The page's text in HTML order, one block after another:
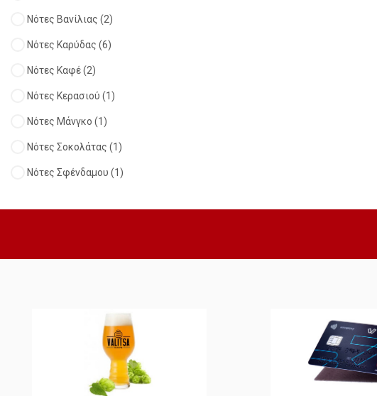
Νότες Βανίλιας (2)
Νότες Καρύδας (6)
Νότες Καφέ(2)
Νότες Κερασιού (1)
Νότες Μάνγκο (1)
Νότες Σοκολάτας (1)
Νότες Σφένδαμου (1)